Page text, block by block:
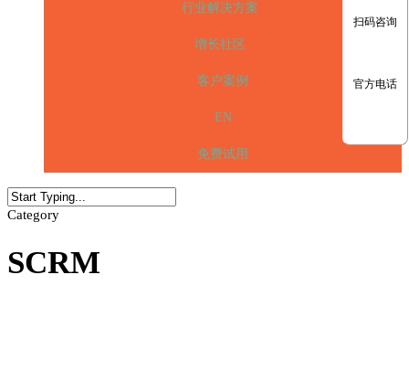
行业解决方案
增长社区
客户案例
EN
免费试用
Category
SCRM
扫码咨询
官方电话